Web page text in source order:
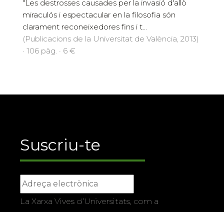
"Les destrosses causades per la invasió d'allò
miraculós i espectacular en la filosofia són
clarament reconeixedores fins i t...
(Publicacions de la Universitat de València, 2013)
· 106 pàg. · 6 €
Suscriu-te
La Xarxa Vives d’Universitats, com a